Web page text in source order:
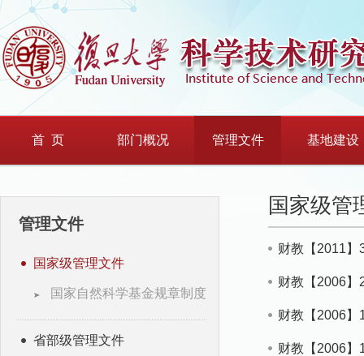
首 页 部门概况 管理文件 基地建设
管理文件
国家级管理文件
国家自然科学基金规章制度
省部级管理文件
国家级管
财教【2011】
财教【2006】
财教【2006】
财教【2006】